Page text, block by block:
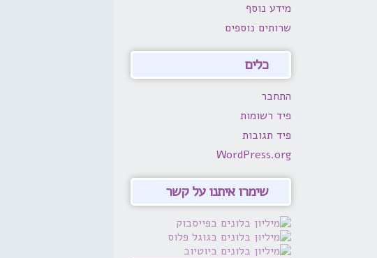
מידע נוסף
שרותים נוספים
כלים
התחבר
פיד רשומות
פיד תגובות
WordPress.org
שימרו איתנו על קשר